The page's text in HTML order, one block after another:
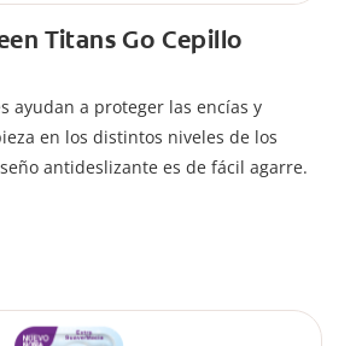
Titans Go Cepillo
ayudan a proteger las encías y
en los distintos niveles de los
antideslizante es de fácil agarre.